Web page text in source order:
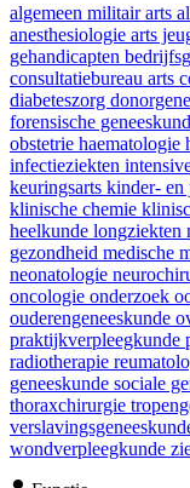
algemeen militair arts
anesthesiologie arts
gehandicapten
consultatiebureau arts
diabeteszorg
forensische
obstetrie haematologie
infectieziekten
keuringsarts kinder- en
klinische chemie
heelkunde longziekten
gezondheid medische
neonatologie
oncologie onderzoek
ouderengeneeskunde
praktijkverpleegkunde
radiotherapie
geneeskunde sociale
thoraxchirurgie
wondverpleegkunde